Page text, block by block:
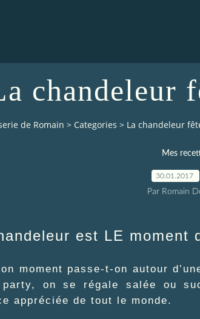
chandeleur
de Romain > Categories > La chandeleur
Mes
30.01.2017
Par Romain
est LE moment
moment passe-t-on autour
party, on se régale salée ou
appréciée de tout le monde.